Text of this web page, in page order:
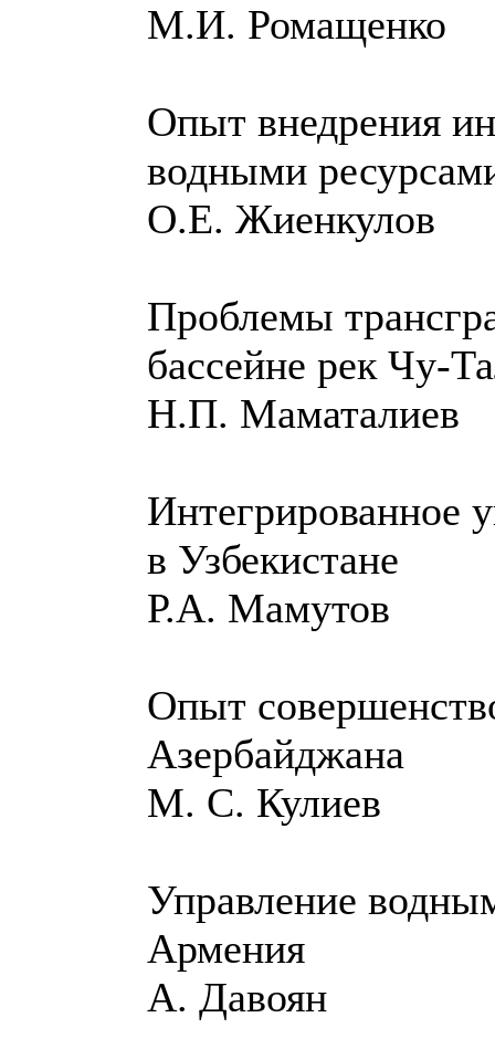
М.И. Ромащенко
Опыт внедрения
водными
О.Е. Жиенкулов
Проблемы
бассейне рек Чу-
Н.П. Маматалиев
Интегрированное
в Узбекистане
Р.А. Мамутов
Опыт
Азербайджана
М. С. Кулиев
Управление
Армения
А. Давоян